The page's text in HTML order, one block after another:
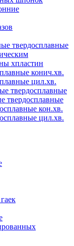
твердосплавные
хпластин
конич.хв.
цил.хв.
твердосплавные
твердосплавные
кон.хв.
цил.хв.